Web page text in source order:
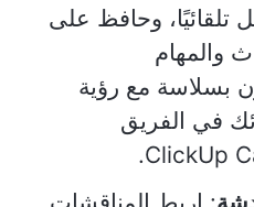
تلقائيًا، وحافظ على
والمهام
بسلاسة مع رؤية
في الفريق